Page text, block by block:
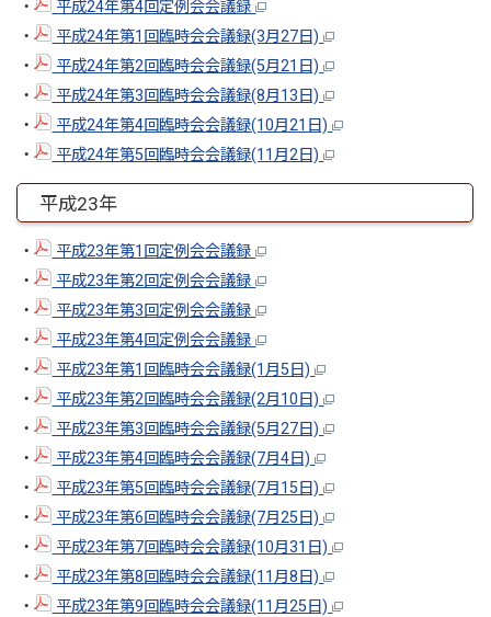
・
平成24年第4回定例会会議録
・
平成24年第1回臨時会会議録(3月27日)
・
平成24年第2回臨時会会議録(5月21日)
・
平成24年第3回臨時会会議録(8月13日)
・
平成24年第4回臨時会会議録(10月21日)
・
平成24年第5回臨時会会議録(11月2日)
平成23年
・
平成23年第1回定例会会議録
・
平成23年第2回定例会会議録
・
平成23年第3回定例会会議録
・
平成23年第4回定例会会議録
・
平成23年第1回臨時会会議録(1月5日)
・
平成23年第2回臨時会会議録(2月10日)
・
平成23年第3回臨時会会議録(5月27日)
・
平成23年第4回臨時会会議録(7月4日)
・
平成23年第5回臨時会会議録(7月15日)
・
平成23年第6回臨時会会議録(7月25日)
・
平成23年第7回臨時会会議録(10月31日)
・
平成23年第8回臨時会会議録(11月8日)
・
平成23年第9回臨時会会議録(11月25日)